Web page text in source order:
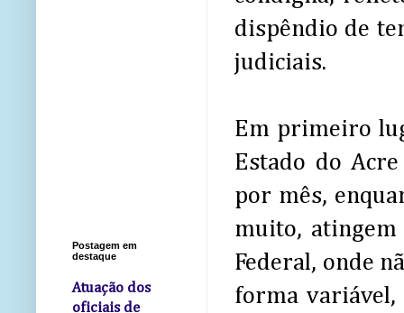
dispêndio de
judiciais.
Em primeiro
Estado do
por mês,
muito, atingem
Federal, onde
forma variável,
Postagem em
destaque
Atuação dos
oficiais de